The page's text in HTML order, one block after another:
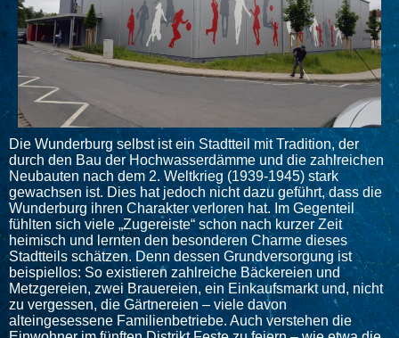
Die Wunderburg selbst ist ein Stadtteil mit Tradition, der
durch den Bau der Hochwasserdämme und die zahlreichen
Neubauten nach dem 2. Weltkrieg (1939-1945) stark
gewachsen ist. Dies hat jedoch nicht dazu geführt, dass die
Wunderburg ihren Charakter verloren hat. Im Gegenteil
fühlten sich viele „Zugereiste“ schon nach kurzer Zeit
heimisch und lernten den besonderen Charme dieses
Stadtteils schätzen. Denn dessen Grundversorgung ist
beispiellos: So existieren zahlreiche Bäckereien und
Metzgereien, zwei Brauereien, ein Einkaufsmarkt und, nicht
zu vergessen, die Gärtnereien – viele davon
alteingesessene Familienbetriebe. Auch verstehen die